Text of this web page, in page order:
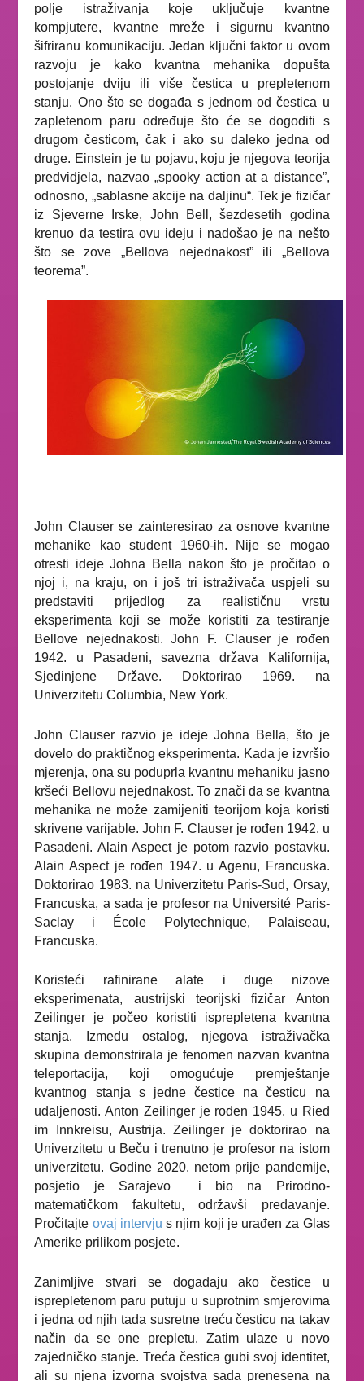
polje istraživanja koje uključuje kvantne
kompjutere, kvantne mreže i sigurnu kvantno
šifriranu komunikaciju. Jedan ključni faktor u ovom
razvoju je kako kvantna mehanika dopušta
postojanje dviju ili više čestica u prepletenom
stanju. Ono što se događa s jednom od čestica u
zapletenom paru određuje što će se dogoditi s
drugom česticom, čak i ako su daleko jedna od
druge. Einstein je tu pojavu, koju je njegova teorija
predvidjela, nazvao „spooky action at a distance”,
odnosno, „sablasne akcije na daljinu“. Tek je fizičar
iz Sjeverne Irske, John Bell , šezdesetih godina
krenuo da testira ovu ideju i nadošao je na nešto
što se zove „Bellova nejednakost” ili „Bellova
teorema”.
John Clauser se zainteresirao za osnove kvantne
mehanike kao student 1960-ih. Nije se mogao
otresti ideje Johna Bella nakon što je pročitao o
njoj i, na kraju, on i još tri istraživača uspjeli su
predstaviti prijedlog za realističnu vrstu
eksperimenta koji se može koristiti za testiranje
Bellove nejednakosti.John F. Clauser je rođen
1942. u Pasadeni, savezna država Kalifornija,
Sjedinjene Države. Doktorirao 1969. na
Univerzitetu Columbia, New York.
John Clauser razvio je ideje Johna Bella, što je
dovelo do praktičnog eksperimenta. Kada je izvršio
mjerenja, ona su poduprla kvantnu mehaniku jasno
kršeći Bellovu nejednakost. To znači da se kvantna
mehanika ne može zamijeniti teorijom koja koristi
skrivene varijable. John F. Clauser je rođen 1942. u
Pasadeni. Alain Aspect je potom razvio postavku.
Alain Aspect je rođen 1947. u Agenu, Francuska.
Doktorirao 1983. na Univerzitetu Paris-Sud, Orsay,
Francuska, a sada je profesor na Université Paris-
Saclay i École Polytechnique, Palaiseau,
Francuska.
Koristeći rafinirane alate i duge nizove
eksperimenata, austrijski teorijski fizičar Anton
Zeilinger je počeo koristiti isprepletena kvantna
stanja. Između ostalog, njegova istraživačka
skupina demonstrirala je fenomen nazvan kvantna
teleportacija, koji omogućuje premještanje
kvantnog stanja s jedne čestice na česticu na
udaljenosti. Anton Zeilinger je rođen 1945. u Ried
im Innkreisu, Austrija. Zeilinger je doktorirao na
Univerzitetu u Beču i trenutno je profesor na istom
univerzitetu. Godine 2020. netom prije pandemije,
posjetio je Sarajevo
i bio na Prirodno-
matematičkom fakultetu, održavši predavanje.
Pročitajte ovaj intervjus njim koji je urađen za Glas
Amerike prilikom posjete.
Zanimljive stvari se događaju ako čestice u
isprepletenom paru putuju u suprotnim smjerovima
i jedna od njih tada susretne treću česticu na takav
način da se one prepletu. Zatim ulaze u novo
zajedničko stanje. Treća čestica gubi svoj identitet,
ali su njena izvorna svojstva sada prenesena na